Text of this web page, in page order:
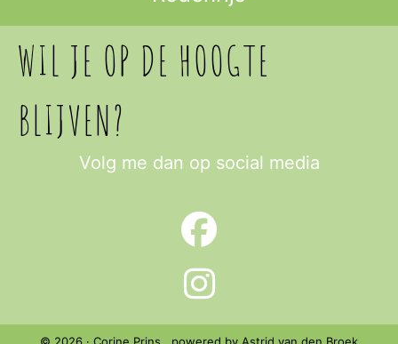
WIL JE OP DE HOOGTE
BLIJVEN?
Volg me dan op social media